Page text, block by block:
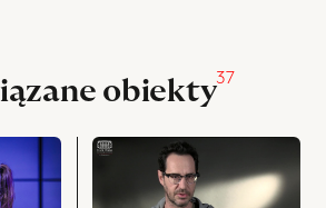
obiekty37
przejdź
obiektu